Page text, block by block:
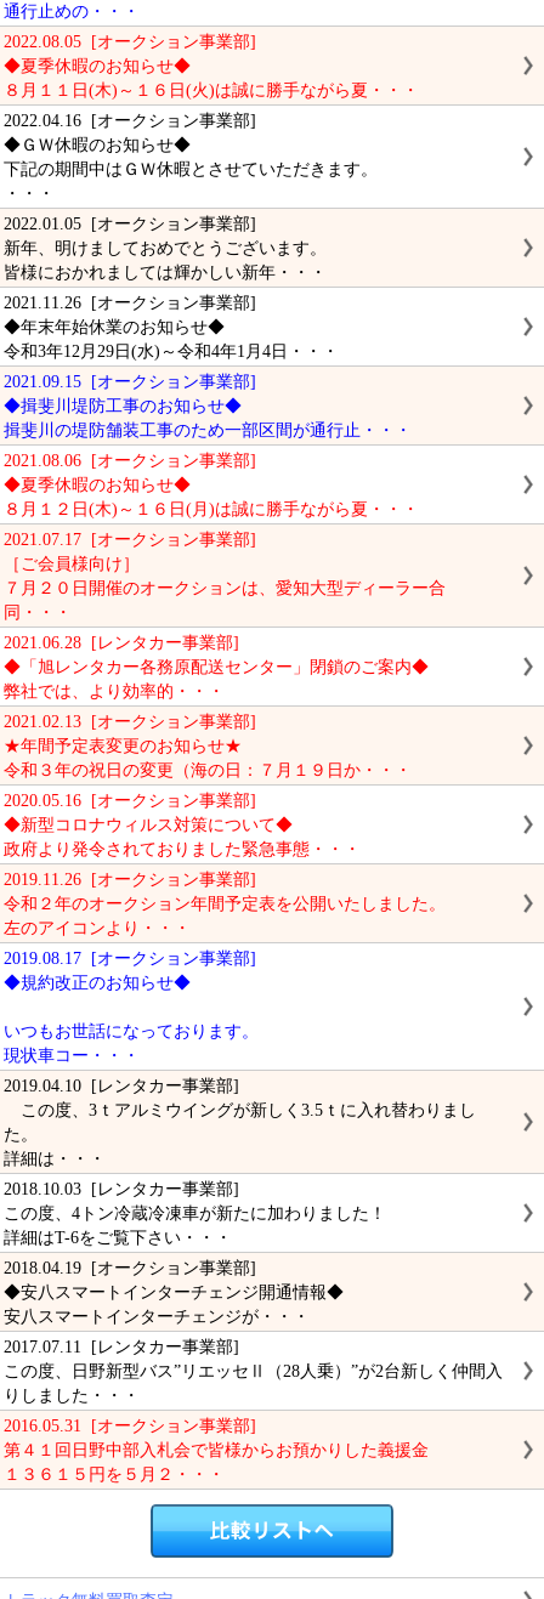
通行止めの・・・
2022.08.05 [オークション事業部]
◆夏季休暇のお知らせ◆
８月１１日(木)～１６日(火)は誠に勝手ながら夏・・・
2022.04.16 [オークション事業部]
◆ＧＷ休暇のお知らせ◆
下記の期間中はＧＷ休暇とさせていただきます。
・・・
2022.01.05 [オークション事業部]
新年、明けましておめでとうございます。
皆様におかれましては輝かしい新年・・・
2021.11.26 [オークション事業部]
◆年末年始休業のお知らせ◆
令和3年12月29日(水)～令和4年1月4日・・・
2021.09.15 [オークション事業部]
◆揖斐川堤防工事のお知らせ◆
揖斐川の堤防舗装工事のため一部区間が通行止・・・
2021.08.06 [オークション事業部]
◆夏季休暇のお知らせ◆
８月１２日(木)～１６日(月)は誠に勝手ながら夏・・・
2021.07.17 [オークション事業部]
［ご会員様向け］
７月２０日開催のオークションは、愛知大型ディーラー合
同・・・
2021.06.28 [レンタカー事業部]
◆「旭レンタカー各務原配送センター」閉鎖のご案内◆
弊社では、より効率的・・・
2021.02.13 [オークション事業部]
★年間予定表変更のお知らせ★
令和３年の祝日の変更（海の日：７月１９日か・・・
2020.05.16 [オークション事業部]
◆新型コロナウィルス対策について◆
政府より発令されておりました緊急事態・・・
2019.11.26 [オークション事業部]
令和２年のオークション年間予定表を公開いたしました。
左のアイコンより・・・
2019.08.17 [オークション事業部]
◆規約改正のお知らせ◆
いつもお世話になっております。
現状車コー・・・
2019.04.10 [レンタカー事業部]
この度、3ｔアルミウイングが新しく3.5ｔに入れ替わりまし
た。
詳細は・・・
2018.10.03 [レンタカー事業部]
この度、4トン冷蔵冷凍車が新たに加わりました！
詳細はT-6をご覧下さい・・・
2018.04.19 [オークション事業部]
◆安八スマートインターチェンジ開通情報◆
安八スマートインターチェンジが・・・
2017.07.11 [レンタカー事業部]
この度、日野新型バス”リエッセⅡ（28人乗）”が2台新しく仲間入
りしました・・・
2016.05.31 [オークション事業部]
第４１回日野中部入札会で皆様からお預かりした義援金
１３６１５円を５月２・・・